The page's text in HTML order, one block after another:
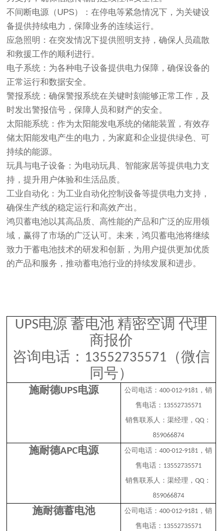
不间断电源（UPS）
：在停电等紧急情况下，为关键设
备提供持续电力，保障业务的连续运行。
应急照明 ：在突发情况下提供照明支持，确保人员疏散
和救援工作的顺利进行。
电子系统 ：为各种电子设备提供电力保障，确保设备的
正常运行和数据安全。
警报系统 ：确保警报系统在关键时刻能够正常工作，及
时发出警报信号，保障人员和财产的安全。
太阳能系统 ：作为太阳能发电系统的储能装置，有效存
储太阳能发电产生的电力，为家庭和企业提供绿色、可
持续的能源。
玩具与电子设备 ：为电动玩具、智能家居等提供电力支
持，提升用户体验和生活品质。
工业自动化 ：为工业自动化控制设备等提供电力支持，
确保生产线的稳定运行和高效产出。
鸿贝蓄电池以其高品质、高性能的产品和广泛的应用领
域，赢得了市场的广泛认可。未来，鸿贝蓄电池将继续
致力于蓄电池技术的研发和创新，为用户提供更加优质
的产品和服务，推动蓄电池行业的持续发展和进步。
UPS电源 蓄电池 精密空调 代理
商报价
咨询电话： 13552735571
（微信
同号）
施耐德UPS电源 公司电话：400-012-9181 ，销
售电话： 13552735571
销售联系人：渠经理，QQ ：
859066874
施耐德APC电源 公司电话：400-012-9181 ，销
售电话： 13552735571
销售联系人：渠经理，QQ ：
859066874
施耐德蓄电池 公司电话：400-012-9181 ，销
售电话： 13552735571